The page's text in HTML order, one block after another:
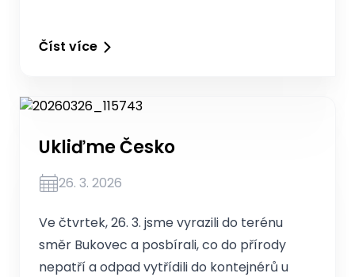
Číst více
Ukliďme Česko
26. 3. 2026
Ve čtvrtek, 26. 3. jsme vyrazili do terénu
směr Bukovec a posbírali, co do přírody
nepatří a odpad vytřídili do kontejnérů u